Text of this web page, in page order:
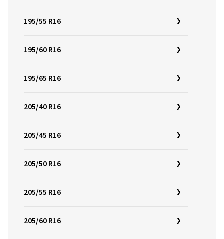
195/55 R16
195/60 R16
195/65 R16
205/40 R16
205/45 R16
205/50 R16
205/55 R16
205/60 R16